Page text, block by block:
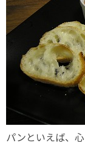
パンといえば、